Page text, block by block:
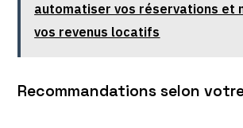
automatiser vos réservations et
vos revenus locatifs
Recommandations selon